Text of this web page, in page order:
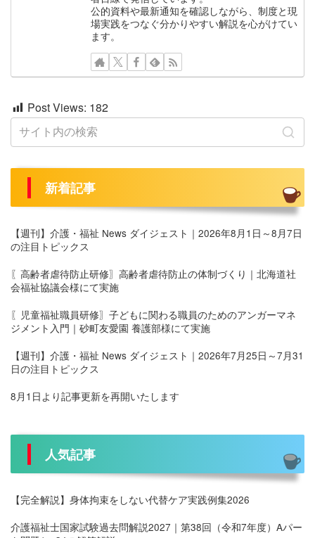
公的資料や最新通知を確認しながら、制度と現
場実践をつなぐ分かりやすい解説を心がけてい
ます。
Post Views: 182
新着記事
【週刊】介護・福祉 News ダイジェスト｜2026年8月1日～8月7日
の注目トピックス
〖高齢者虐待防止研修〗高齢者虐待防止の体制づくり｜北海道社
会福祉協議会様にて実施
〖児童福祉職員研修〗子どもに関わる職員のためのアンガーマネ
ジメント入門｜砂町友愛園 養護部様にて実施
【週刊】介護・福祉 News ダイジェスト｜2026年7月25日～7月31
日の注目トピックス
8月1日より記事更新を再開いたします
人気記事
【完全解説】身体拘束をしない代替ケア実践例集2026
介護福祉士国家試験過去問解説2027｜第38回（令和7年度）Aパー